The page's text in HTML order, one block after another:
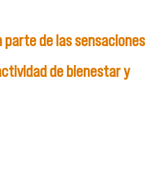
parte de las sensaciones
de bienestar y
y un bis son parte de las